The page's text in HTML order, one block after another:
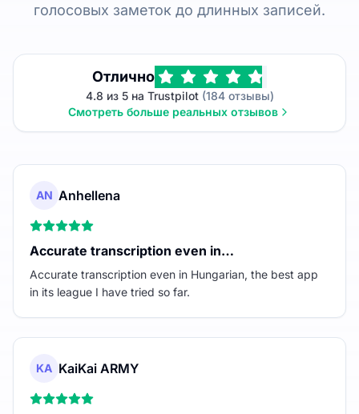
голосовых заметок до длинных записей.
Отлично
4.8 из 5 на Trustpilot(184 отзывы)
Смотреть больше реальных отзывов
AN Anhellena
Accurate transcription even in…
Accurate transcription even in Hungarian, the best app
in its league I have tried so far.
KA KaiKai ARMY